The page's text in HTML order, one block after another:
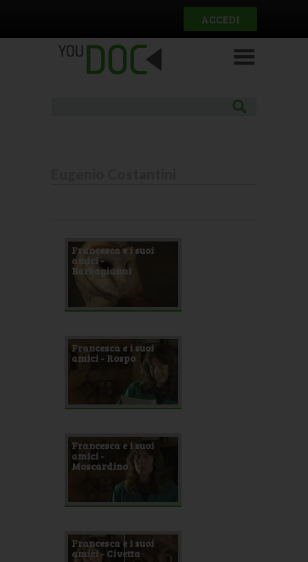
ACCEDI
Francesca e i suoi
amici -
Barbagianni
Francesca e i suoi
amici - Rospo
Francesca e i suoi
amici -
Moscardino
Francesca e i suoi
amici - Civetta